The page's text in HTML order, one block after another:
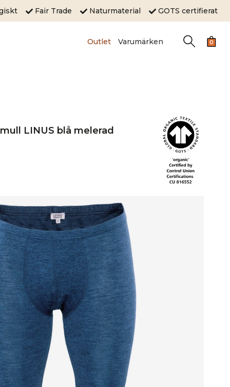
Fair Trade Naturmaterial GOTS certifierat
Outlet Varumärken 0
LINUS blå melerad